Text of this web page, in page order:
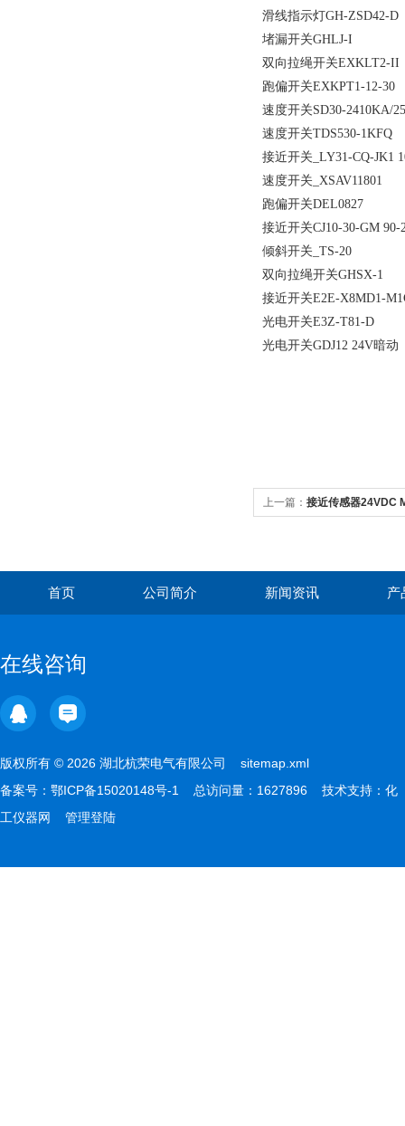
滑线指示灯GH-ZSD42-D
堵漏开关GHLJ-I
双向拉绳开关EXKLT2-II
跑偏开关EXKPT1-12-30
速度开关SD30-2410KA/
速度开关TDS530-1KFQ
接近开关_LY31-CQ-JK1
速度开关_XSAV11801
跑偏开关DEL0827
接近开关CJ10-30-GM 90-
倾斜开关_TS-20
双向拉绳开关GHSX-1
接近开关E2E-X8MD1-
光电开关E3Z-T81-D
光电开关GDJ12 24V暗动
上一篇： 接近传感器24VDC
首页 公司简介 新闻资讯 产
在线咨询
版权所有 © 2026 湖北杭荣电气有限公司 sitemap.xml
备案号： 鄂ICP备15020148号-1 总访问量：1627896 技术支持： 化
工仪器网
管理登陆